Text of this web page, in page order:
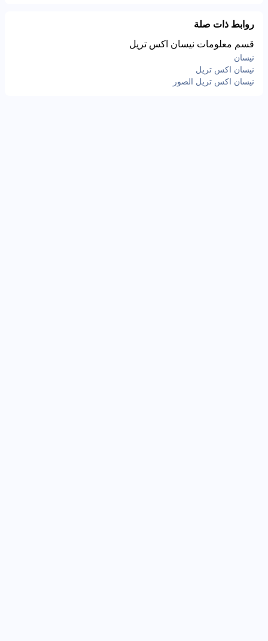
روابط ذات صلة
قسم معلومات نيسان اكس تريل
نيسان
نيسان اكس تريل
نيسان اكس تريل الصور